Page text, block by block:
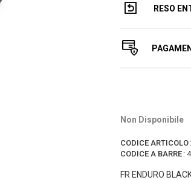
RESO
Non Disponibile
CODICE ARTICOLO :
CODICE A BARRE :
FR ENDURO